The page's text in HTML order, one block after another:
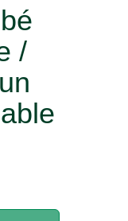
/